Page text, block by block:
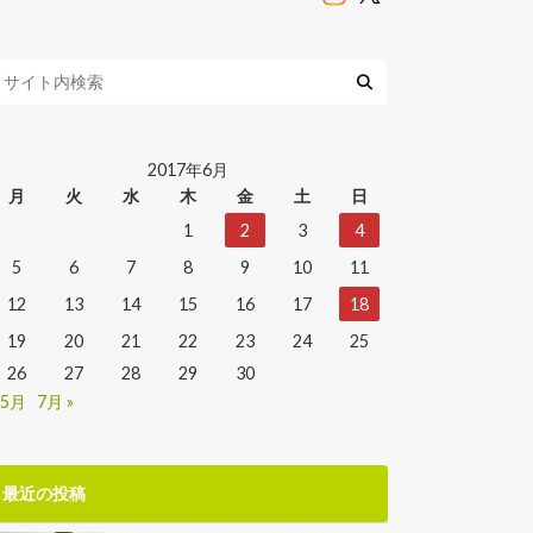
2017年6月
月
火 水 木 金 土
日
1
2 3
4
5
6 7 8 9 10
11
12
13 14 15 16 17
18
19
20 21 22 23 24
25
26
27 28 29
30
月
7月 »
最近の投稿